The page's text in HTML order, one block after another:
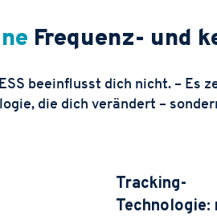
Frequenz- und
beeinflusst dich nicht. – Es
die dich verändert –
Tracking-
Technologie: